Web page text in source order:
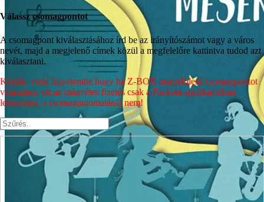
Válassz csomagpontot
A csomagpont kiválasztásához írd be az irányítószámot vagy a város
nevét, majd a megjelenő címek közül a megfelelőre kattintva tudod azt
kiválasztani.
Kérjük, vedd figyelembe hogy ha Z-BOX megjelölésű csomagpontot
választasz, ott az utánvétes fizetés csak a Packeta applikációban
lehetséges, a csomagautomatánál nem!